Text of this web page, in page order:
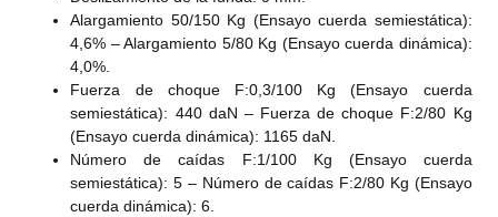
Alargamiento 50/150 Kg (Ensayo cuerda semiestática):
4,6% – Alargamiento 5/80 Kg (Ensayo cuerda dinámica):
4,0%.
Fuerza de choque F:0,3/100 Kg (Ensayo cuerda
semiestática): 440 daN – Fuerza de choque F:2/80 Kg
(Ensayo cuerda dinámica): 1165 daN.
Número de caídas F:1/100 Kg (Ensayo cuerda
semiestática): 5 – Número de caídas F:2/80 Kg (Ensayo
cuerda dinámica): 6.